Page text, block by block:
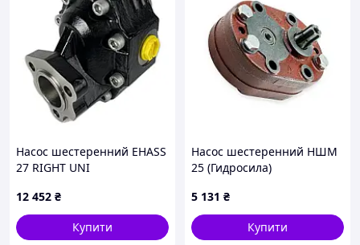
Насос шестеренний EHASS
27 RIGHT UNI
290 бар | Kazel, Туреччина
12 452 ₴
Купити
Насос шестеренний НШМ
25 (Гидросила)
5 131 ₴
Купити